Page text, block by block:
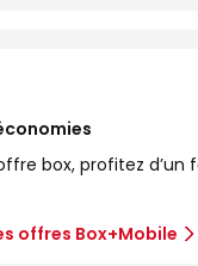
box, profitez d’un
offres Box+Mobile